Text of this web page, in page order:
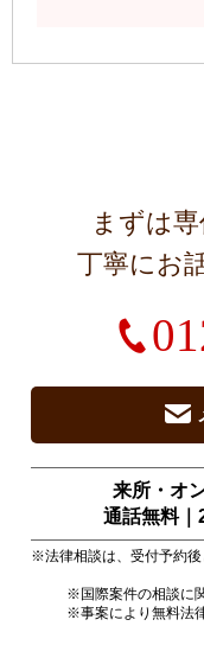
まずは
丁寧にお
来所・オ
通話無料｜
※法律相談は、受付予約後
※国際案件の相談に
※事案により無料法